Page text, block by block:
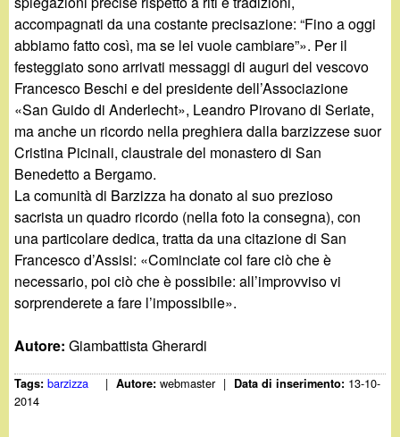
accompagnati da una costante precisazione: “Fino a oggi
abbiamo fatto così, ma se lei vuole cambiare”». Per il
festeggiato sono arrivati messaggi di auguri del vescovo
Francesco Beschi e del presidente dell’Associazione
«San Guido di Anderlecht», Leandro Pirovano di Seriate,
ma anche un ricordo nella preghiera dalla barzizzese suor
Cristina Picinali, claustrale del monastero di San
Benedetto a Bergamo.
La comunità di Barzizza ha donato al suo prezioso
sacrista un quadro ricordo (nella foto la consegna), con
una particolare dedica, tratta da una citazione di San
Francesco d’Assisi: «Cominciate col fare ciò che è
necessario, poi ciò che è possibile: all’improvviso vi
sorprenderete a fare l’impossibile».
Autore:Giambattista Gherardi
Tags:barzizza | Autore:webmaster | Data di inserimento: 13-10-
2014